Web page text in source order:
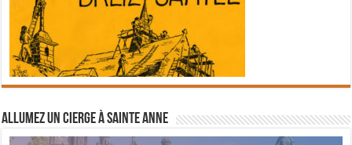
Allumez un cierge à Sainte Anne